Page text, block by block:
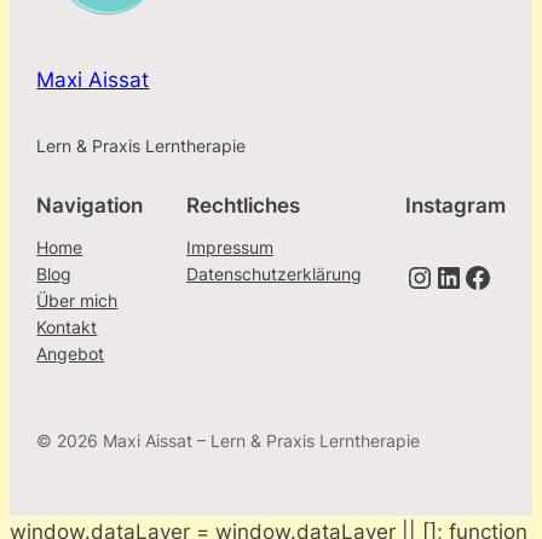
Maxi Aissat
Lern & Praxis Lerntherapie
Navigation
Home
Blog
Über mich
Kontakt
Angebot
Rechtliches
Impressum
Datenschutzerklärung
Instagram
Instagram LinkedIn Facebook
© 2026 Maxi Aissat – Lern & Praxis Lerntherapie
window.dataLayer = window.dataLayer || []; function